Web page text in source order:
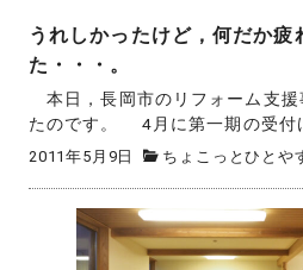
うれしかったけど，何だか疲
た・・・。
本日，長岡市のリフォーム支援
たのです。 4月に第一期の受付
2011年5月9日 ちょこっとひとや